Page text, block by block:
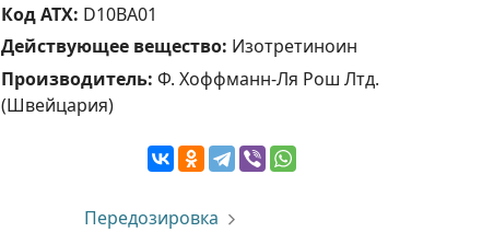
Код АТХ: D10BA01
Действующее вещество: Изотретиноин
Производитель: Ф. Хоффманн-Ля Рош Лтд.
(Швейцария)
Передозировка